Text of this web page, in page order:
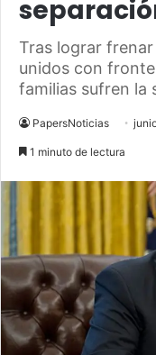
Tras lograr
unidos con
familias sufren la
PapersNoticias
1 minuto de lectura